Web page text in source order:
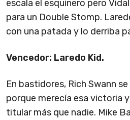
escala el esquinero pero
para un Double Stomp.
con una patada y lo derriba
Vencedor: Laredo Kid.
En bastidores, Rich Swann
porque merecía esa victoria
titular más que nadie. Mike